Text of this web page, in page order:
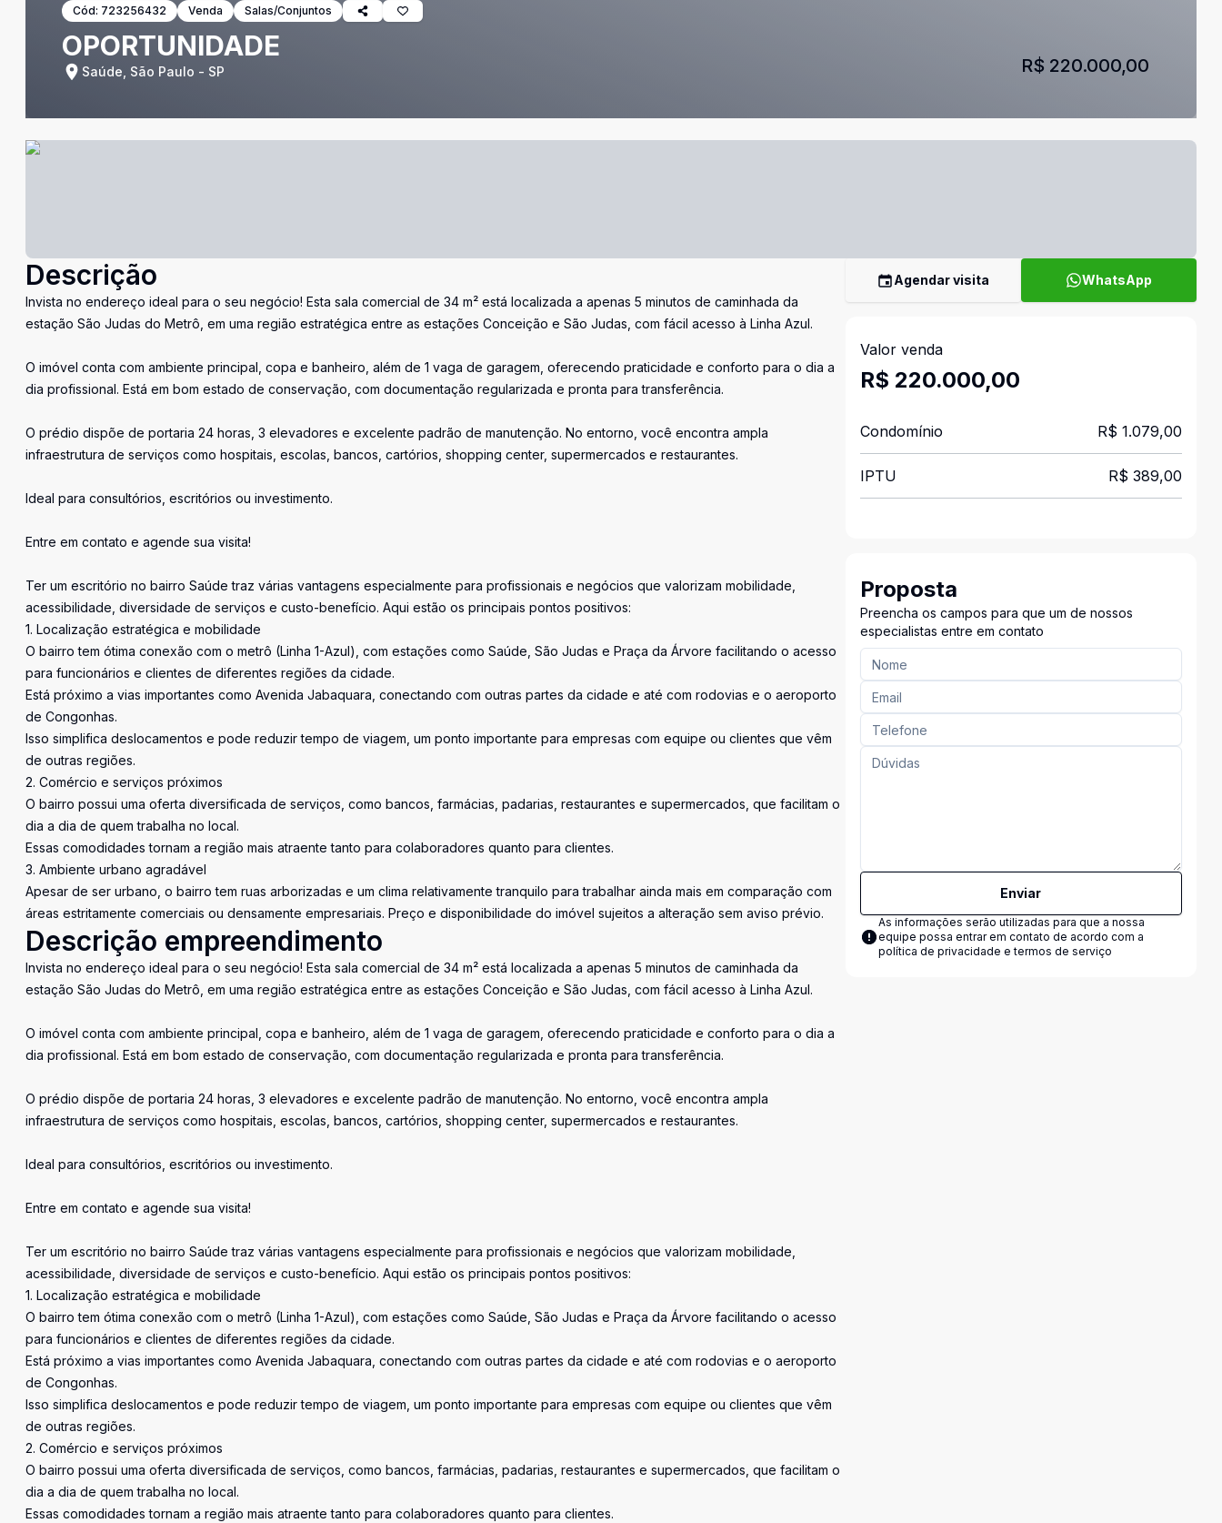
Cód: 723256432 Venda Salas/Conjuntos
OPORTUNIDADE
Saúde, São Paulo - SP R$ 220.000,00
Descrição
Invista no endereço ideal para o seu negócio! Esta sala comercial de 34 m² está localizada a apenas 5 minutos de caminhada da
estação São Judas do Metrô, em uma região estratégica entre as estações Conceição e São Judas, com fácil acesso à Linha Azul.
O imóvel conta com ambiente principal, copa e banheiro, além de 1 vaga de garagem, oferecendo praticidade e conforto para o dia a
dia profissional. Está em bom estado de conservação, com documentação regularizada e pronta para transferência.
O prédio dispõe de portaria 24 horas, 3 elevadores e excelente padrão de manutenção. No entorno, você encontra ampla
infraestrutura de serviços como hospitais, escolas, bancos, cartórios, shopping center, supermercados e restaurantes.
Ideal para consultórios, escritórios ou investimento.
Entre em contato e agende sua visita!
Ter um escritório no bairro Saúde traz várias vantagens especialmente para profissionais e negócios que valorizam mobilidade,
acessibilidade, diversidade de serviços e custo-benefício. Aqui estão os principais pontos positivos:
1. Localização estratégica e mobilidade
O bairro tem ótima conexão com o metrô (Linha 1-Azul), com estações como Saúde, São Judas e Praça da Árvore facilitando o acesso
para funcionários e clientes de diferentes regiões da cidade.
Está próximo a vias importantes como Avenida Jabaquara, conectando com outras partes da cidade e até com rodovias e o aeroporto
de Congonhas.
Isso simplifica deslocamentos e pode reduzir tempo de viagem, um ponto importante para empresas com equipe ou clientes que vêm
de outras regiões.
2. Comércio e serviços próximos
O bairro possui uma oferta diversificada de serviços, como bancos, farmácias, padarias, restaurantes e supermercados, que facilitam o
dia a dia de quem trabalha no local.
Essas comodidades tornam a região mais atraente tanto para colaboradores quanto para clientes.
3. Ambiente urbano agradável
Apesar de ser urbano, o bairro tem ruas arborizadas e um clima relativamente tranquilo para trabalhar ainda mais em comparação com
áreas estritamente comerciais ou densamente empresariais. Preço e disponibilidade do imóvel sujeitos a alteração sem aviso prévio.
Descrição empreendimento
Invista no endereço ideal para o seu negócio! Esta sala comercial de 34 m² está localizada a apenas 5 minutos de caminhada da
estação São Judas do Metrô, em uma região estratégica entre as estações Conceição e São Judas, com fácil acesso à Linha Azul.
O imóvel conta com ambiente principal, copa e banheiro, além de 1 vaga de garagem, oferecendo praticidade e conforto para o dia a
dia profissional. Está em bom estado de conservação, com documentação regularizada e pronta para transferência.
O prédio dispõe de portaria 24 horas, 3 elevadores e excelente padrão de manutenção. No entorno, você encontra ampla
infraestrutura de serviços como hospitais, escolas, bancos, cartórios, shopping center, supermercados e restaurantes.
Ideal para consultórios, escritórios ou investimento.
Entre em contato e agende sua visita!
Ter um escritório no bairro Saúde traz várias vantagens especialmente para profissionais e negócios que valorizam mobilidade,
acessibilidade, diversidade de serviços e custo-benefício. Aqui estão os principais pontos positivos:
1. Localização estratégica e mobilidade
O bairro tem ótima conexão com o metrô (Linha 1-Azul), com estações como Saúde, São Judas e Praça da Árvore facilitando o acesso
para funcionários e clientes de diferentes regiões da cidade.
Está próximo a vias importantes como Avenida Jabaquara, conectando com outras partes da cidade e até com rodovias e o aeroporto
de Congonhas.
Isso simplifica deslocamentos e pode reduzir tempo de viagem, um ponto importante para empresas com equipe ou clientes que vêm
de outras regiões.
2. Comércio e serviços próximos
O bairro possui uma oferta diversificada de serviços, como bancos, farmácias, padarias, restaurantes e supermercados, que facilitam o
dia a dia de quem trabalha no local.
Essas comodidades tornam a região mais atraente tanto para colaboradores quanto para clientes.
Agendar visita WhatsApp
Valor venda
R$ 220.000,00
Condomínio R$ 1.079,00
IPTU R$ 389,00
Proposta
Preencha os campos para que um de nossos
especialistas entre em contato
Enviar
As informações serão utilizadas para que a nossa
equipe possa entrar em contato de acordo com a
política de privacidade e termos de serviço